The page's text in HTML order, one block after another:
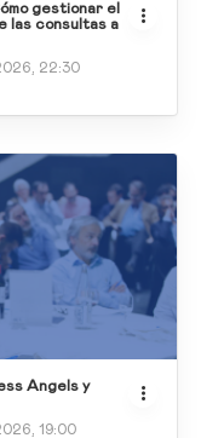
gestionar el
las consultas a
22:30
Angels y
19:00